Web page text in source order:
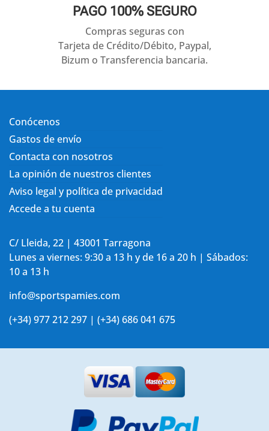
PAGO 100% SEGURO
Compras seguras con
Tarjeta de Crédito/Débito, Paypal,
Bizum o Transferencia bancaria.
Conócenos
Gastos de envío
Contacta con nosotros
La opinión de nuestros clientes
Aviso legal y política de privacidad
Accede a tu cuenta
C/ Lleida, 22 | 43001 Tarragona
Lunes a viernes: 9:30 a 13 h y de 16 a 20 h | Sábados:
10 a 13 h
info@sportspamies.com
(+34) 977 212 297 | (+34) 686 041 675